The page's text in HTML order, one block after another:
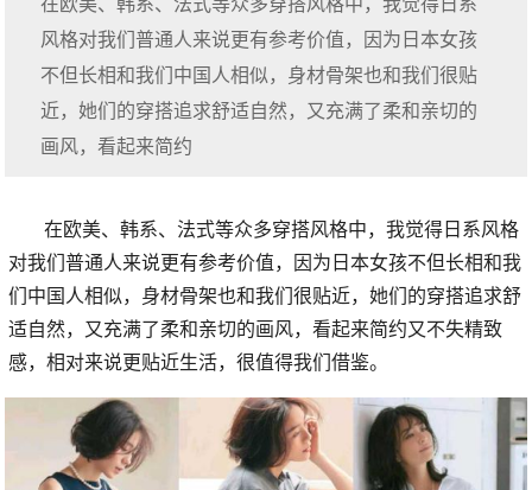
在欧美、韩系、法式等众多穿搭风格中，我觉得日系
风格对我们普通人来说更有参考价值，因为日本女孩
不但长相和我们中国人相似，身材骨架也和我们很贴
近，她们的穿搭追求舒适自然，又充满了柔和亲切的
画风，看起来简约
在欧美、韩系、法式等众多穿搭风格中，我觉得日系风格
对我们普通人来说更有参考价值，因为日本女孩不但长相和我
们中国人相似，身材骨架也和我们很贴近，她们的穿搭追求舒
适自然，又充满了柔和亲切的画风，看起来简约又不失精致
感，相对来说更贴近生活，很值得我们借鉴。